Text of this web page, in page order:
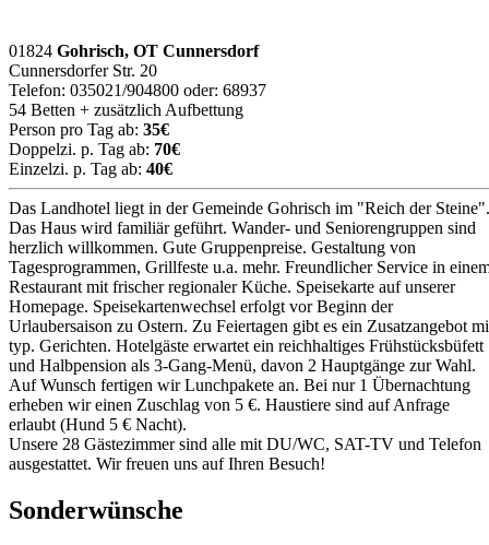
01824 Gohrisch, OT Cunnersdorf
Cunnersdorfer Str. 20
Telefon: 035021/904800 oder: 68937
54 Betten + zusätzlich Aufbettung
Person pro Tag ab: 35€
Doppelzi. p. Tag ab: 70€
Einzelzi. p. Tag ab: 40€
Das Landhotel liegt in der Gemeinde Gohrisch im "Reich der Steine".
Das Haus wird familiär geführt. Wander- und Seniorengruppen sind
herzlich willkommen. Gute Gruppenpreise. Gestaltung von
Tagesprogrammen, Grillfeste u.a. mehr. Freundlicher Service in
Restaurant mit frischer regionaler Küche. Speisekarte auf unserer
Homepage. Speisekartenwechsel erfolgt vor Beginn der
Urlaubersaison zu Ostern. Zu Feiertagen gibt es ein Zusatzangebot
typ. Gerichten. Hotelgäste erwartet ein reichhaltiges Frühstücksbüfett
und Halbpension als 3-Gang-Menü, davon 2 Hauptgänge zur Wahl.
Auf Wunsch fertigen wir Lunchpakete an. Bei nur 1 Übernachtung
erheben wir einen Zuschlag von 5 €. Haustiere sind auf Anfrage
erlaubt (Hund 5 € Nacht).
Unsere 28 Gästezimmer sind alle mit DU/WC, SAT-TV und Telefon
ausgestattet. Wir freuen uns auf Ihren Besuch!
Sonderwünsche